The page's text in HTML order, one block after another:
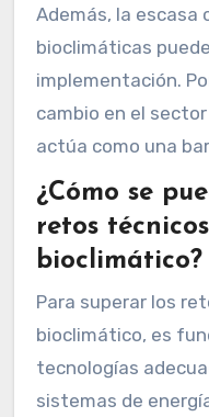
Además, la escasa
bioclimáticas
implementación.
cambio en el
actúa como una
¿Cómo se
retos
bioclimático?
Para superar los
bioclimático, es
tecnologías
sistemas de